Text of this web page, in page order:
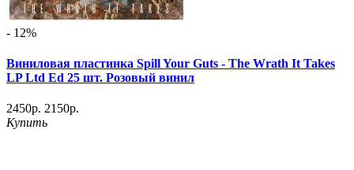
- 12%
Виниловая пластинка Spill Your Guts - The Wrath It Takes
LP Ltd Ed 25 шт. Розовый винил
2450р. 2150р.
Купить